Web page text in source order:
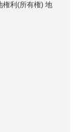
権利(所有権) 地